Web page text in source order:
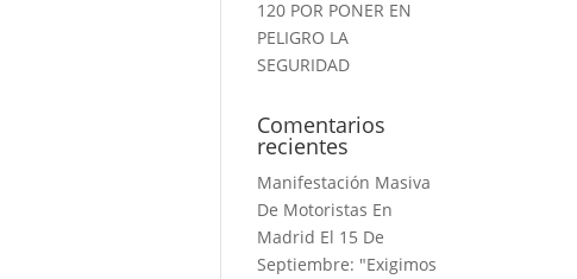
120 POR PONER EN
PELIGRO LA
SEGURIDAD
Comentarios
recientes
Manifestación Masiva
De Motoristas En
Madrid El 15 De
Septiembre: "Exigimos